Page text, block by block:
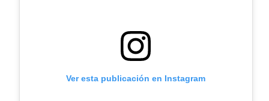
Ver esta publicación en Instagram